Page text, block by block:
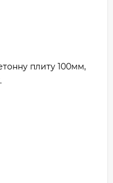
плиту 100мм,